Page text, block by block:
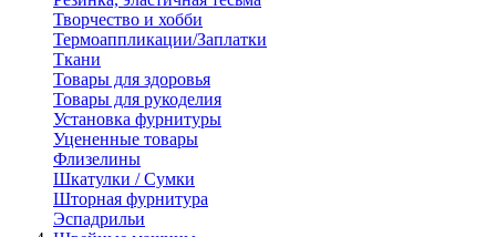
Творчество и хобби
Термоаппликации/Заплатки
Ткани
Товары для здоровья
Товары для рукоделия
Установка фурнитуры
Уцененные товары
Флизелины
Шкатулки / Сумки
Шторная фурнитура
Эспадрильи